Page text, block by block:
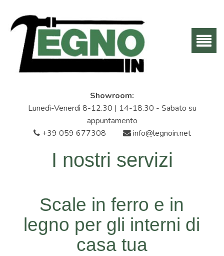
Showroom:
Lunedì-Venerdì 8-12.30 | 14-18.30 - Sabato su
appuntamento
+39 059 677308
info@legnoin.net
I nostri servizi
Scale in ferro e in
legno per gli interni di
casa tua